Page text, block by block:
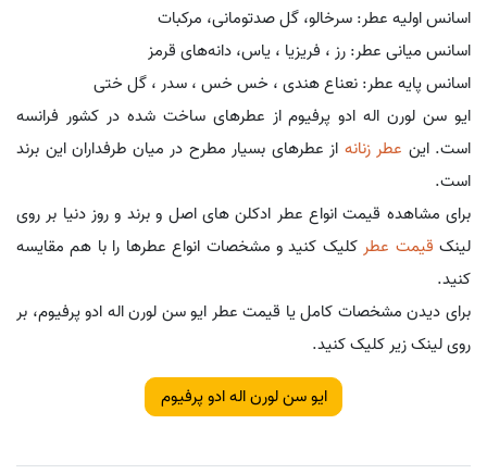
اسانس اولیه عطر: سرخالو، گل صدتومانی، مرکبات
اسانس میانی عطر: رز ، فریزیا ، یاس، دانه‌های قرمز
اسانس پایه عطر: نعناع هندی ، خس خس ، سدر ، گل ختی
ایو سن لورن اله ادو پرفیوم از عطرهای ساخت شده در کشور فرانسه
است. این عطر زنانه از عطرهای بسیار مطرح در میان طرفداران این برند
است.
برای مشاهده قیمت انواع عطر ادکلن های اصل و برند و روز دنیا بر روی
لینک قیمت عطر کلیک کنید و مشخصات انواع عطرها را با هم مقایسه
کنید.
برای دیدن مشخصات کامل یا قیمت عطر ایو سن لورن اله ادو پرفیوم، بر
روی لینک زیر کلیک کنید.
ایو سن لورن اله ادو پرفیوم